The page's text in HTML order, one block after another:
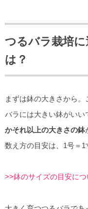
つるバラ栽培
は？
まずは鉢の大きさから
バラには大きい鉢がいい
かそれ以上の大きさの鉢
数え方の目安は、1号＝1
>>鉢のサイズの目安に